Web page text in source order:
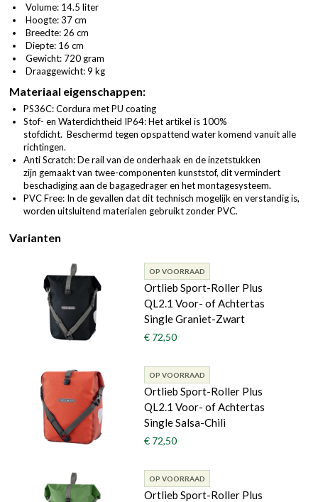
Volume: 14.5 liter
Hoogte: 37 cm
Breedte: 26 cm
Diepte: 16 cm
Gewicht: 720 gram
Draaggewicht: 9 kg
Materiaal eigenschappen:
PS36C: Cordura met PU coating
Stof- en Waterdichtheid IP64: Het artikel is 100%
stofdicht. Beschermd tegen opspattend water komend vanuit alle
richtingen.
Anti Scratch: De rail van de onderhaak en de inzetstukken
zijn gemaakt van twee-componenten kunststof, dit vermindert
beschadiging aan de bagagedrager en het montagesysteem.
PVC Free: In de gevallen dat dit technisch mogelijk en verstandig is,
worden uitsluitend materialen gebruikt zonder PVC.
Varianten
OP VOORRAAD
Ortlieb Sport-Roller Plus
QL2.1 Voor- of Achtertas
Single Graniet-Zwart
€ 72,50
OP VOORRAAD
Ortlieb Sport-Roller Plus
QL2.1 Voor- of Achtertas
Single Salsa-Chili
€ 72,50
OP VOORRAAD
Ortlieb Sport-Roller Plus